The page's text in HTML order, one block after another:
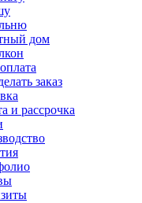
дом
заказ
и рассрочка